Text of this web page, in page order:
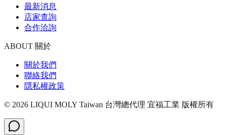
最新消息
店家查詢
合作洽詢
ABOUT 關於
關於我們
聯絡我們
隱私權政策
© 2026 LIQUI MOLY Taiwan 台灣總代理 宜福工業 版權所有